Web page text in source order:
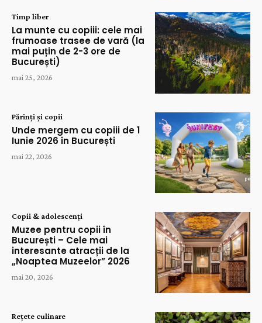
Timp liber
La munte cu copiii: cele mai
frumoase trasee de vară (la
mai puțin de 2-3 ore de
București)
mai 25, 2026
Părinți și copii
Unde mergem cu copiii de 1
Iunie 2026 în București
mai 22, 2026
Copii & adolescenți
Muzee pentru copii în
București – Cele mai
interesante atracții de la
„Noaptea Muzeelor” 2026
mai 20, 2026
Rețete culinare